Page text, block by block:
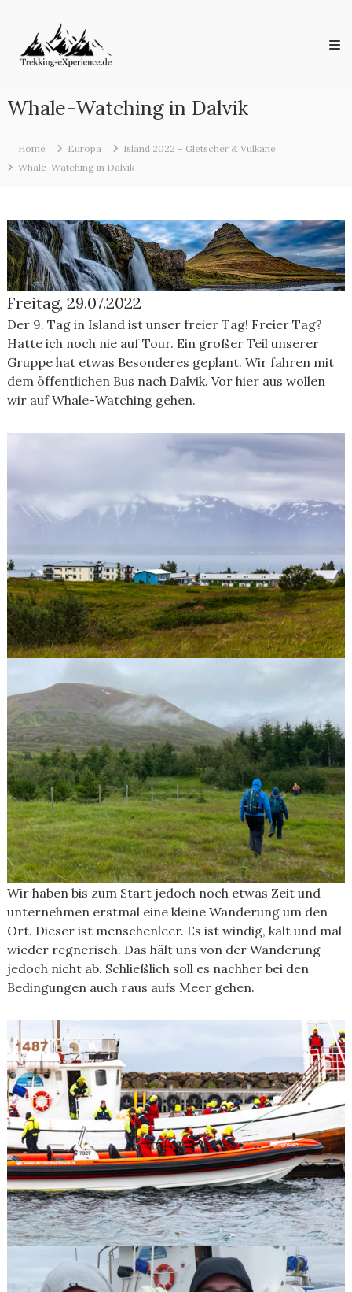
content
eXperience.de
Reiseberichte
aus
Welt
Whale-Watching in Dalvik
Home Europa
Island 2022 – Gletscher & Vulkane
Whale-Watching in Dalvik
Freitag, 29.07.2022
Der 9. Tag in Island ist unser freier Tag! Freier Tag?
Hatte ich noch nie auf Tour. Ein großer Teil unserer
Gruppe hat etwas Besonderes geplant. Wir fahren mit
dem öffentlichen Bus nach Dalvik. Vor hier aus wollen
wir auf Whale-Watching gehen.
Wir haben bis zum Start jedoch noch etwas Zeit und
unternehmen erstmal eine kleine Wanderung um den
Ort. Dieser ist menschenleer. Es ist windig, kalt und mal
wieder regnerisch. Das hält uns von der Wanderung
jedoch nicht ab. Schließlich soll es nachher bei den
Bedingungen auch raus aufs Meer gehen.